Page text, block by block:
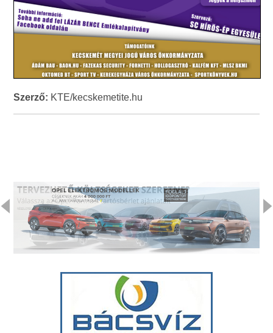
Szerző: KTE/kecskemetite.hu